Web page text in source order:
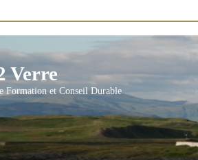
Verre
Formation et Conseil Durable